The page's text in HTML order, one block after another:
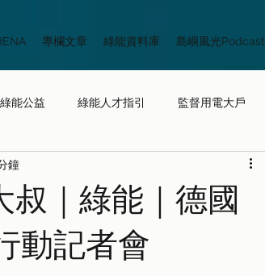
專欄文章 綠能資料庫 島嶼風光Podcast
綠能公益 綠能人才指引 監督用電大戶
叔｜綠能｜德國
動記者會
鐘